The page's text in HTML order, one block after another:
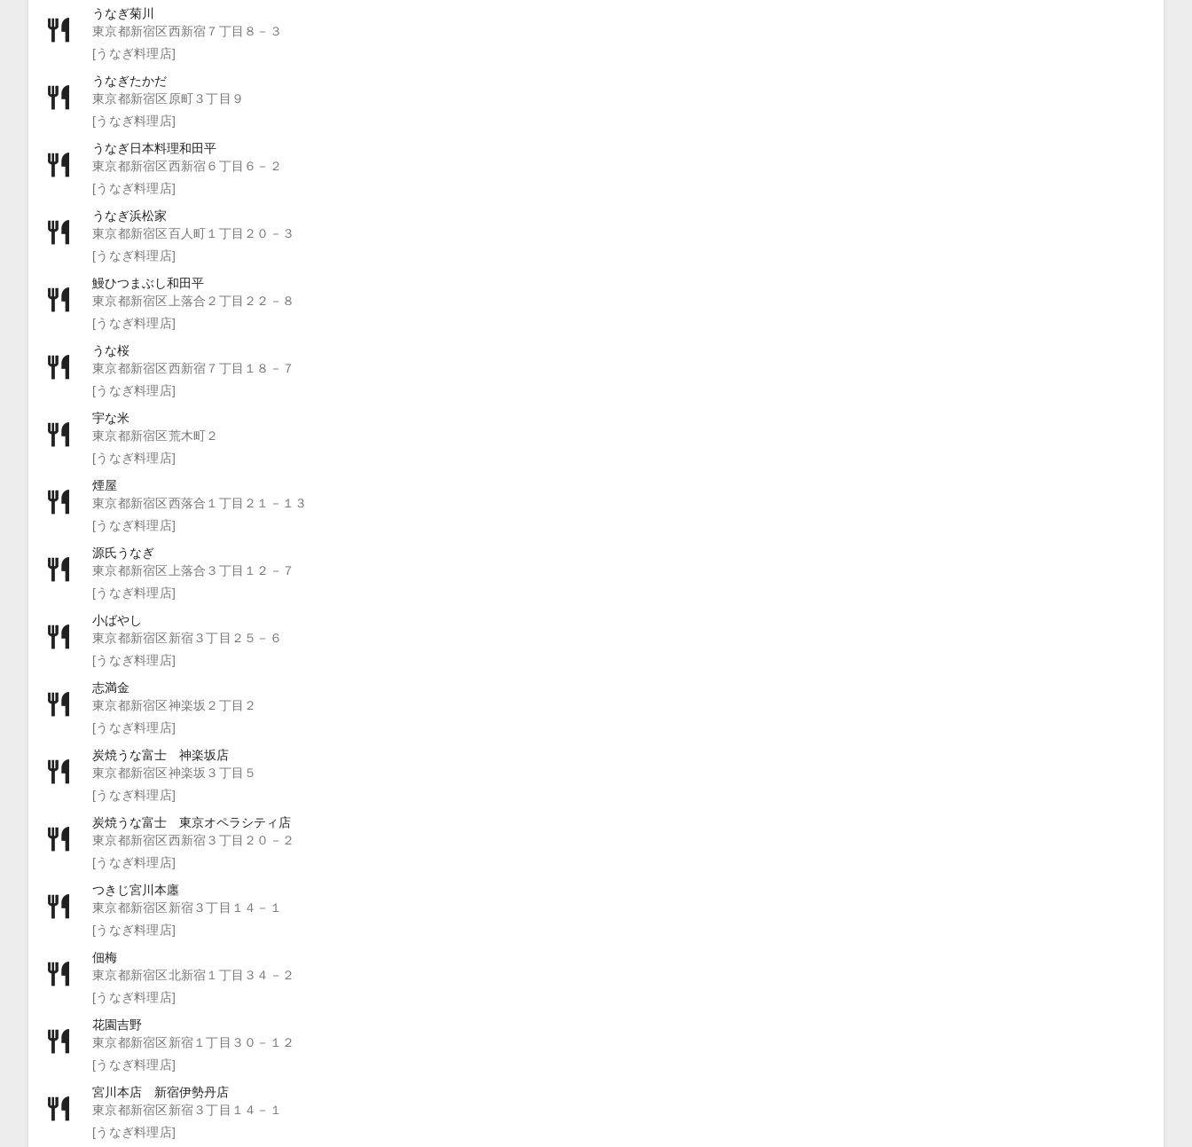
うなぎ菊川
東京都新宿区西新宿７丁目８－３
[うなぎ料理店]
うなぎたかだ
東京都新宿区原町３丁目９
[うなぎ料理店]
うなぎ日本料理和田平
東京都新宿区西新宿６丁目６－２
[うなぎ料理店]
うなぎ浜松家
東京都新宿区百人町１丁目２０－３
[うなぎ料理店]
鰻ひつまぶし和田平
東京都新宿区上落合２丁目２２－８
[うなぎ料理店]
うな桜
東京都新宿区西新宿７丁目１８－７
[うなぎ料理店]
宇な米
東京都新宿区荒木町２
[うなぎ料理店]
煙屋
東京都新宿区西落合１丁目２１－１３
[うなぎ料理店]
源氏うなぎ
東京都新宿区上落合３丁目１２－７
[うなぎ料理店]
小ばやし
東京都新宿区新宿３丁目２５－６
[うなぎ料理店]
志満金
東京都新宿区神楽坂２丁目２
[うなぎ料理店]
炭焼うな富士 神楽坂店
東京都新宿区神楽坂３丁目５
[うなぎ料理店]
炭焼うな富士 東京オペラシティ店
東京都新宿区西新宿３丁目２０－２
[うなぎ料理店]
つきじ宮川本廛
東京都新宿区新宿３丁目１４－１
[うなぎ料理店]
佃梅
東京都新宿区北新宿１丁目３４－２
[うなぎ料理店]
花園吉野
東京都新宿区新宿１丁目３０－１２
[うなぎ料理店]
宮川本店 新宿伊勢丹店
東京都新宿区新宿３丁目１４－１
[うなぎ料理店]